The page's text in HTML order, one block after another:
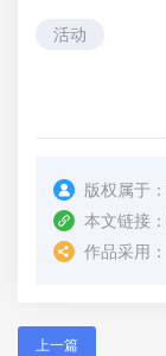
活动
版权属于：
本文链接：
作品采用：
上一篇